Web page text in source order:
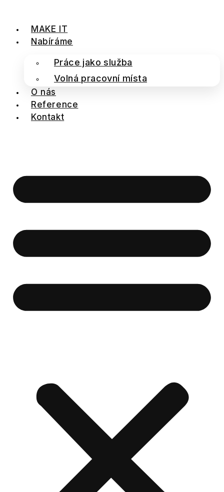
MAKE IT
Nabíráme
Práce jako služba
Volná pracovní místa
O nás
Reference
Kontakt